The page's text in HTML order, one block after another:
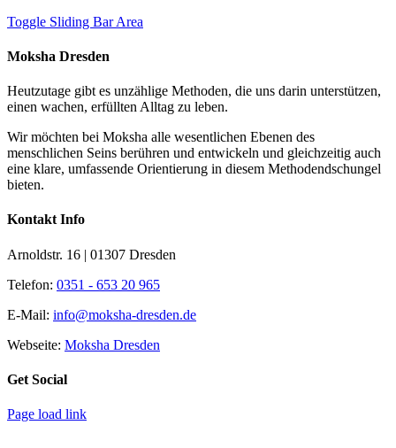
Toggle Sliding Bar Area
Moksha Dresden
Heutzutage gibt es unzählige Methoden, die uns darin unterstützen,
einen wachen, erfüllten Alltag zu leben.
Wir möchten bei Moksha alle wesent­lichen Ebenen des
menschlichen Seins berühren und entwickeln und gleichzeitig auch
eine klare, umfassende Orientierung in diesem Methodendschungel
bieten.
Kontakt Info
Arnoldstr. 16 | 01307 Dresden
Telefon: 0351 - 653 20 965
E-Mail: info@moksha-dresden.de
Webseite: Moksha Dresden
Get Social
Page load link